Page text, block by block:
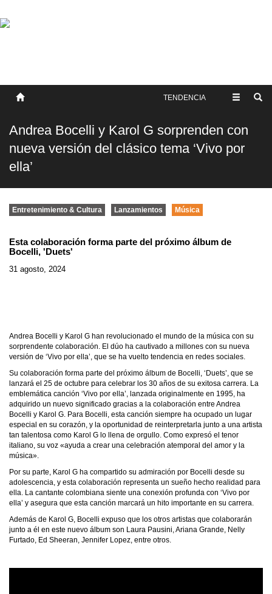
SOBRE NOSOTROS
TENDENCIA
Andrea Bocelli y Karol G sorprenden con
nueva versión del clásico tema ‘Vivo por
ella’
Entretenimiento & Cultura Lanzamientos Música
Esta colaboración forma parte del próximo álbum de
Bocelli, 'Duets'
31 agosto, 2024
Andrea Bocelli y Karol G han revolucionado el mundo de la música con su
sorprendente colaboración. El dúo ha cautivado a millones con su nueva
versión de ‘Vivo por ella’, que se ha vuelto tendencia en redes sociales.
Su colaboración forma parte del próximo álbum de Bocelli, ‘Duets’, que se
lanzará el 25 de octubre para celebrar los 30 años de su exitosa carrera. La
emblemática canción ‘Vivo por ella’, lanzada originalmente en 1995, ha
adquirido un nuevo significado gracias a la colaboración entre Andrea
Bocelli y Karol G. Para Bocelli, esta canción siempre ha ocupado un lugar
especial en su corazón, y la oportunidad de reinterpretarla junto a una artista
tan talentosa como Karol G lo llena de orgullo. Como expresó el tenor
italiano, su voz «ayuda a crear una celebración atemporal del amor y la
música».
Por su parte, Karol G ha compartido su admiración por Bocelli desde su
adolescencia, y esta colaboración representa un sueño hecho realidad para
ella. La cantante colombiana siente una conexión profunda con ‘Vivo por
ella’ y asegura que esta canción marcará un hito importante en su carrera.
Además de Karol G, Bocelli expuso que los otros artistas que colaborarán
junto a él en este nuevo álbum son Laura Pausini, Ariana Grande, Nelly
Furtado, Ed Sheeran, Jennifer Lopez, entre otros.